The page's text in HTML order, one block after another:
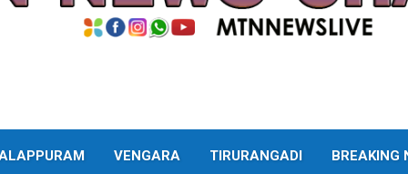
VENGARA TIRURANGADI BREAKING